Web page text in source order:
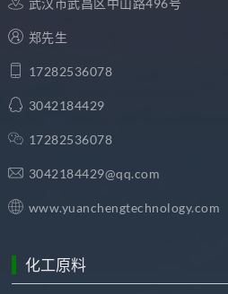
武汉市武昌区中山路496号
郑先生
17282536078
3042184429
17282536078
3042184429@qq.com
www.yuanchengtechnology.com
化工原料